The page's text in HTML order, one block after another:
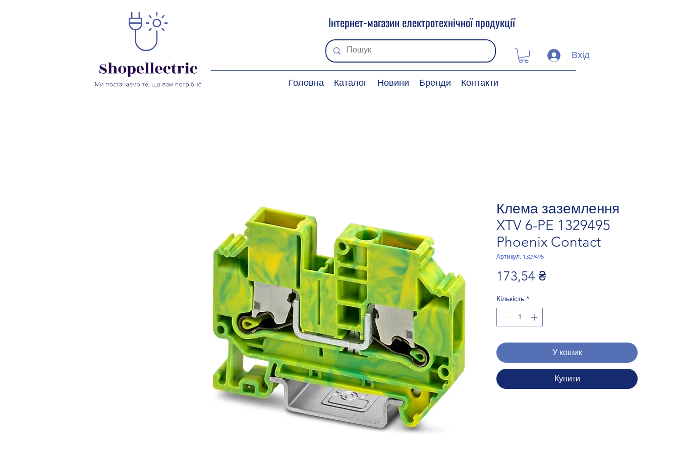
Інтернет-магазин електротехнічної продукції
Вхід
Головна Каталог Новини Бренди Контакти
Клема заземлення
XTV 6-PE 1329495
Phoenix Contact
Артикул: 1329495
173,54 ₴Ціна
Кількість *
У кошик
Купити